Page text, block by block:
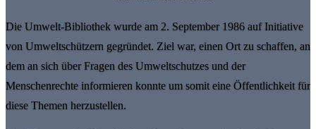
Die Umwelt-Bibliothek wurde am 2. September 1986 auf Initiative
von Umweltschützern gegründet. Ziel war, einen Ort zu schaffen, an
dem an sich über Fragen des Umweltschutzes und der
Menschenrechte informieren konnte um somit eine Öffentlichkeit für
diese Themen herzustellen.